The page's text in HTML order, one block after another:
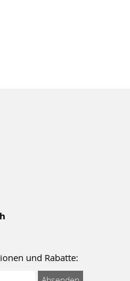
und Rabatte: